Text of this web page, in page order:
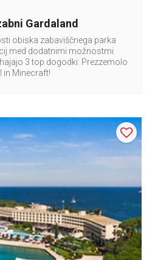
Gardaland
obiska zabaviščnega parka
med dodatnimi možnostmi
3 top dogodki: Prezzemolo
in Minecraft!